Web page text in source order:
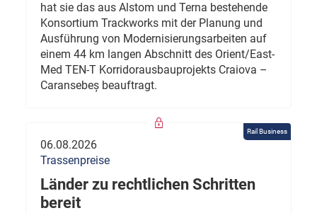
hat sie das aus Alstom und Terna bestehende
Konsortium Trackworks mit der Planung und
Ausführung von Modernisierungsarbeiten auf
einem 44 km langen Abschnitt des Orient/East-
Med TEN-T Korridorausbauprojekts Craiova –
Caransebeș beauftragt.
Rail Business
06.08.2026
Trassenpreise
Länder zu rechtlichen Schritten
bereit